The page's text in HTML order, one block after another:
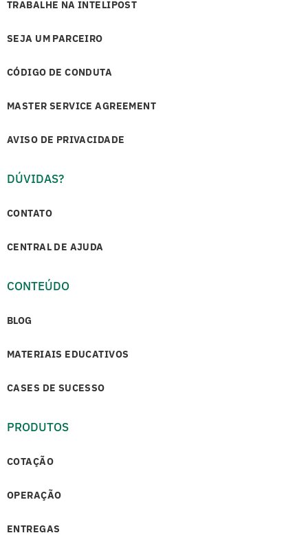
TRABALHE NA INTELIPOST
SEJA UM PARCEIRO
CÓDIGO DE CONDUTA
MASTER SERVICE AGREEMENT
AVISO DE PRIVACIDADE
DÚVIDAS?
CONTATO
CENTRAL DE AJUDA
CONTEÚDO
BLOG
MATERIAIS EDUCATIVOS
CASES DE SUCESSO
PRODUTOS
COTAÇÃO
OPERAÇÃO
ENTREGAS